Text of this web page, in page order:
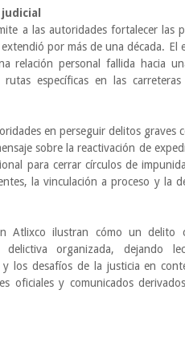
a las autoridades fortalecer las
por más de una década. El
relación personal fallida hacia
específicas en las
en perseguir delitos graves
sobre la reactivación de
para cerrar círculos de
la vinculación a proceso y la
Atlixco ilustran cómo un delito
organizada, dejando
los desafíos de la justicia en
oficiales y comunicados